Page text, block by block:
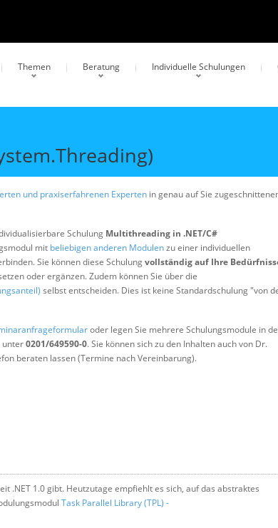
Themen Beratung Individuelle Schulungen
und praxiserfahrenen Experten in genau auf Sie
Schulung Multithreading in .NET/C#
mit beliebigen anderen Modulenzu einer individuellen
Sie können diese Schulungvollständig auf Ihre
oder ergänzen. Zudem können Sie über die
selbst entscheiden. Dies ist keine Standardschulung "von
oder legen Sie mehrere Schulungsmodule in
unter0201/649590-0. Sie können sich zu den Inhalten auch von Dr.
beraten lassen (Termine nach Vereinbarung).
.NET 1.0 gibt. Heutzutage empfiehlt es sich, auf das abstraktes
Task Parallel Library (TPL) -